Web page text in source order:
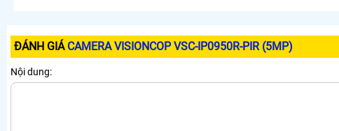
ĐÁNH GIÁ CAMERA VISIONCOP VSC-IP0950R-PIR (5MP)
Nội dung: